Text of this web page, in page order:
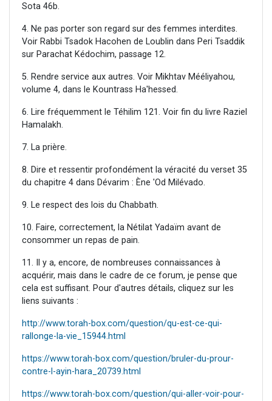
Sota 46b.
4. Ne pas porter son regard sur des femmes interdites.
Voir Rabbi Tsadok Hacohen de Loublin dans Peri Tsaddik
sur Parachat Kédochim, passage 12.
5. Rendre service aux autres. Voir Mikhtav Mééliyahou,
volume 4, dans le Kountrass Ha'hessed.
6. Lire fréquemment le Téhilim 121. Voir fin du livre Raziel
Hamalakh.
7. La prière.
8. Dire et ressentir profondément la véracité du verset 35
du chapitre 4 dans Dévarim : Ène 'Od Milévado.
9. Le respect des lois du Chabbath.
10. Faire, correctement, la Nétilat Yadaïm avant de
consommer un repas de pain.
11. Il y a, encore, de nombreuses connaissances à
acquérir, mais dans le cadre de ce forum, je pense que
cela est suffisant. Pour d'autres détails, cliquez sur les
liens suivants :
http://www.torah-box.com/question/qu-est-ce-qui-
rallonge-la-vie_15944.html
https://www.torah-box.com/question/bruler-du-prour-
contre-l-ayin-hara_20739.html
https://www.torah-box.com/question/qui-aller-voir-pour-